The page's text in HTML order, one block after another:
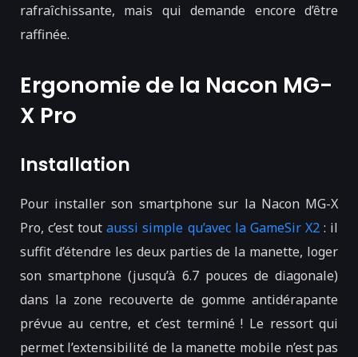
rafraîchissante, mais qui demande encore d’être
raffinée.
Ergonomie de la Nacon MG-
X Pro
Installation
Pour installer son smartphone sur la Nacon MG-X
Pro, c’est toutaussi simple qu’avec la GameSir X2 : il
suffit d’étendre les deux parties de la manette, loger
son smartphone (jusqu’à 6.7 pouces de diagonale)
dans la zone recouverte de gomme antidérapante
prévue au centre, et c’est terminé ! Le ressort qui
permet l’extensibilité de la manette mobile n’est pas